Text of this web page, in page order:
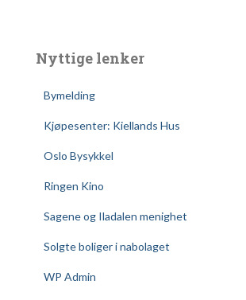
t
Nyttige lenker
Bymelding
Kjøpesenter: Kiellands Hus
Oslo Bysykkel
Ringen Kino
Sagene og Iladalen menighet
Solgte boliger i nabolaget
WP Admin